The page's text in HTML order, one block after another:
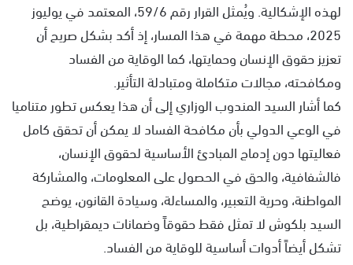
لهذه الإشكالية. ويُمثل القرار رقم 59/6، المعتمد في يوليوز
2025، محطة مهمة في هذا المسار، إذ أكد بشكل صريح أن
تعزيز حقوق الإنسان وحمايتها، كما الوقاية من الفساد
ومكافحته، مجالات متكاملة ومتبادلة التأثير.
كما أشار السيد المندوب الوزاري إلى أن هذا يعكس تطور متناميا
في الوعي الدولي بأن مكافحة الفساد لا يمكن أن تحقق كامل
فعاليتها دون إدماج المبادئ الأساسية لحقوق الإنسان،
فالشفافية، والحق في الحصول على المعلومات، والمشاركة
المواطنة، وحرية التعبير، والمساءلة، وسيادة القانون، يوضح
السيد بلكوش لا تمثل فقط حقوقاً وضمانات ديمقراطية، بل
تشكل أيضاً أدوات أساسية للوقاية من الفساد.